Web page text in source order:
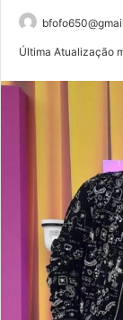
Última Atualização